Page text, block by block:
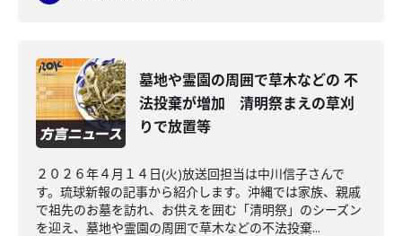
墓地や霊園の周囲で草木などの 不
法投棄が増加 清明祭まえの草刈
りで放置等
２０２６年４月１４日(火)放送回担当は中川信子さんで
す。琉球新報の記事から紹介します。沖縄では家族、親戚
で祖先のお墓を訪れ、お供えを囲む「清明祭」のシーズン
を迎え、墓地や霊園の周囲で草木などの不法投棄...